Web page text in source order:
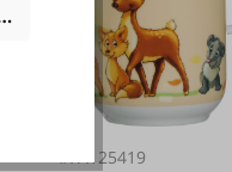
#FA125419
akzeptieren